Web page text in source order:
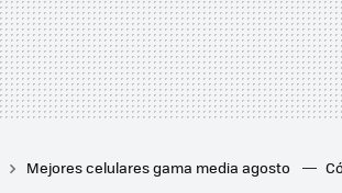
Mejores celulares gama media agosto